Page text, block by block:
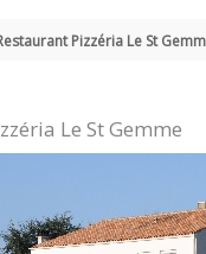
Pizzéria Le St
Le St Gemme